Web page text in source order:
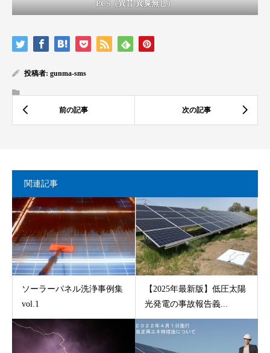
PCS（異音 異臭無し）
投稿者: gunma-sms
関連記事
ソーラーパネル洗浄事例集
vol.1
【2025年最新版】低圧太陽
光発電の事故報告義...